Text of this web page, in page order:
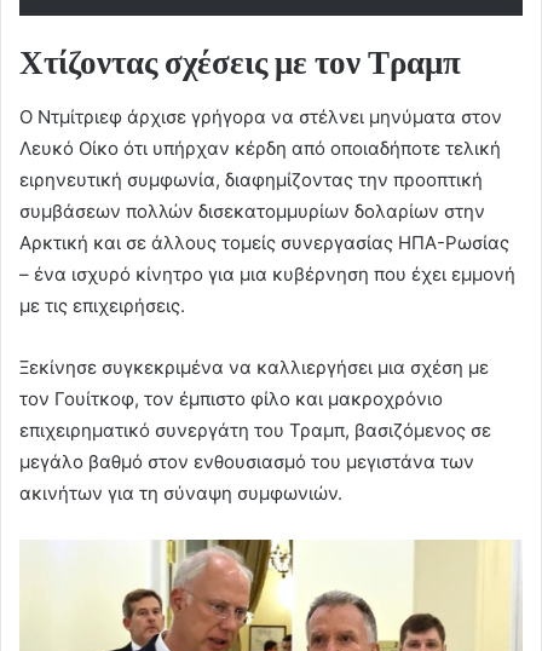
Χτίζοντας σχέσεις με τον Τραμπ
Ο Ντμίτριεφ άρχισε γρήγορα να στέλνει μηνύματα στον
Λευκό Οίκο ότι υπήρχαν κέρδη από οποιαδήποτε τελική
ειρηνευτική συμφωνία, διαφημίζοντας την προοπτική
συμβάσεων πολλών δισεκατομμυρίων δολαρίων στην
Αρκτική και σε άλλους τομείς συνεργασίας ΗΠΑ-Ρωσίας
– ένα ισχυρό κίνητρο για μια κυβέρνηση που έχει εμμονή
με τις επιχειρήσεις.
Ξεκίνησε συγκεκριμένα να καλλιεργήσει μια σχέση με
τον Γουίτκοφ, τον έμπιστο φίλο και μακροχρόνιο
επιχειρηματικό συνεργάτη του Τραμπ, βασιζόμενος σε
μεγάλο βαθμό στον ενθουσιασμό του μεγιστάνα των
ακινήτων για τη σύναψη συμφωνιών.